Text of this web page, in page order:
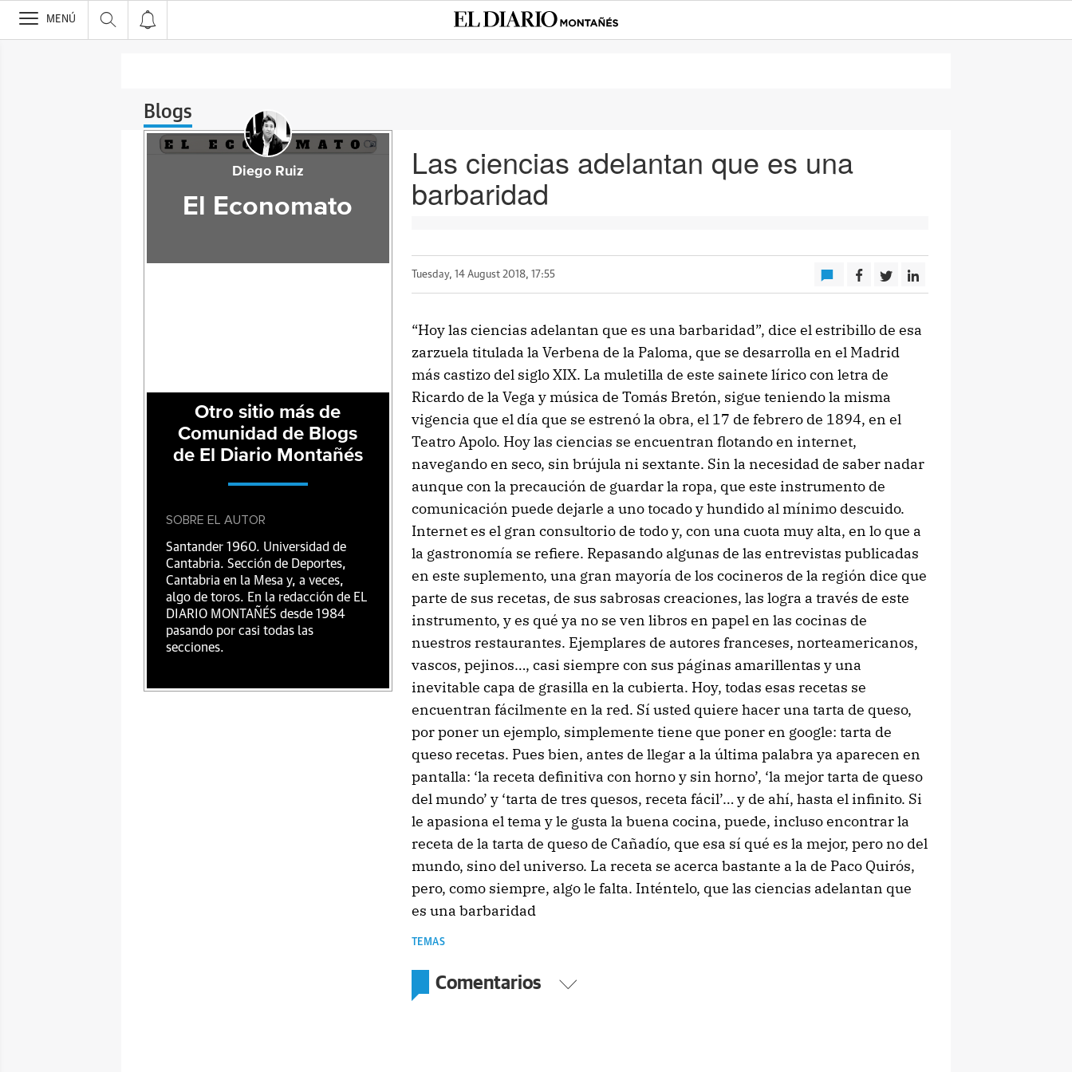
>
MENÚ
Blogs
Las ciencias adelantan que es una
barbaridad
Tuesday, 14 August 2018, 17:55
“Hoy las ciencias adelantan que es una barbaridad”, dice el estribillo de esa
zarzuela titulada la Verbena de la Paloma, que se desarrolla en el Madrid
más castizo del siglo XIX. La muletilla de este sainete lírico con letra de
Ricardo de la Vega y música de Tomás Bretón, sigue teniendo la misma
vigencia que el día que se estrenó la obra, el 17 de febrero de 1894, en el
Teatro Apolo. Hoy las ciencias se encuentran flotando en internet,
navegando en seco, sin brújula ni sextante. Sin la necesidad de saber nadar
aunque con la precaución de guardar la ropa, que este instrumento de
comunicación puede dejarle a uno tocado y hundido al mínimo descuido.
Internet es el gran consultorio de todo y, con una cuota muy alta, en lo que a
la gastronomía se refiere. Repasando algunas de las entrevistas publicadas
en este suplemento, una gran mayoría de los cocineros de la región dice que
parte de sus recetas, de sus sabrosas creaciones, las logra a través de este
instrumento, y es qué ya no se ven libros en papel en las cocinas de
nuestros restaurantes. Ejemplares de autores franceses, norteamericanos,
vascos, pejinos…, casi siempre con sus páginas amarillentas y una
inevitable capa de grasilla en la cubierta. Hoy, todas esas recetas se
encuentran fácilmente en la red. Sí usted quiere hacer una tarta de queso,
por poner un ejemplo, simplemente tiene que poner en google: tarta de
queso recetas. Pues bien, antes de llegar a la última palabra ya aparecen en
pantalla: ‘la receta definitiva con horno y sin horno’, ‘la mejor tarta de queso
del mundo’ y ‘tarta de tres quesos, receta fácil’… y de ahí, hasta el infinito. Si
le apasiona el tema y le gusta la buena cocina, puede, incluso encontrar la
receta de la tarta de queso de Cañadío, que esa sí qué es la mejor, pero no del
mundo, sino del universo. La receta se acerca bastante a la de Paco Quirós,
pero, como siempre, algo le falta. Inténtelo, que las ciencias adelantan que
es una barbaridad
TEMAS
Comentarios
Diego Ruiz
El Economato
Otro sitio más de
Comunidad de Blogs
de El Diario Montañés
SOBRE EL AUTOR
Santander 1960. Universidad de
Cantabria. Sección de Deportes,
Cantabria en la Mesa y, a veces,
algo de toros. En la redacción de EL
DIARIO MONTAÑÉS desde 1984
pasando por casi todas las
secciones.